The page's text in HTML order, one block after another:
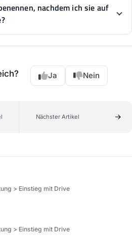
nachdem ich sie auf
Ja Nein
Nächster Artikel
> Einstieg mit Drive
> Einstieg mit Drive